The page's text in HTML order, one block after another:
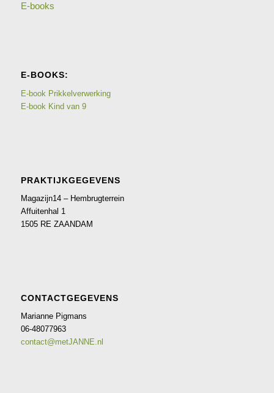
E-books
E-BOOKS:
E-book Prikkelverwerking
E-book Kind van 9
PRAKTIJKGEGEVENS
Magazijn14 – Hembrugterrein
Affuitenhal 1
1505 RE ZAANDAM
CONTACTGEGEVENS
Marianne Pigmans
06-48077963
contact@metJANNE.nl